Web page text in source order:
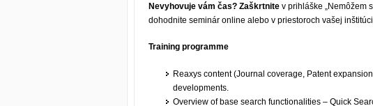
Nevyhovuje vám čas? Zaškrtnite v prihláške „Nemôžem
dohodnite seminár online alebo v priestoroch vašej
Training programme
Reaxys content (Journal coverage, Patent
developments.
Overview of base search functionalities – Quick